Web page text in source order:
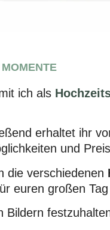
ich als
erhaltet ihr
und
die verschiedenen
euren großen Tag
Bildern